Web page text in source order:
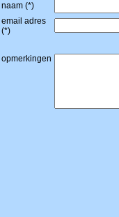
naam (*)
email adres
(*)
opmerkingen